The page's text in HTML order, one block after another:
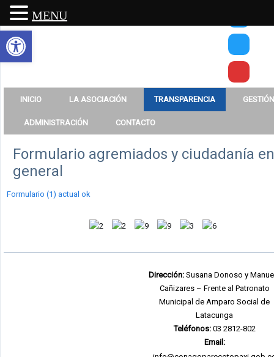
INICIO LA ASOCIACIÓN TRANSPARENCIA
ADMINISTRACIÓN CONTACTO
Formulario agremiados y ciudadanía en
general
Formulario (1) actual ok
Dirección: Susana Donoso y
Cañizares – Frente al Patronato
Municipal de Amparo Social de
Latacunga
Teléfonos:03 2812-802
Email:
MENU
Abrir barra de herramientas